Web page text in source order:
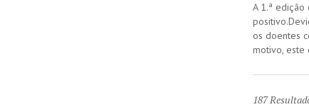
​A 1.ª
os doentes
motivo, este
187